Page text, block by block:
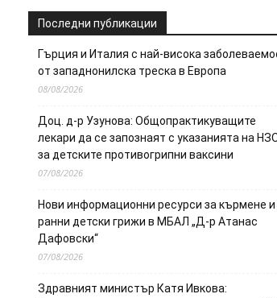
Последни публикации
Гърция и Италия с най-висока
от западнонилска треска в Европа
08/08/2026
Доц. д-р Узунова: Общопрактикуващите
лекари да се запознаят с указанията на
за детските противогрипни ваксини
07/08/2026
Нови информационни ресурси за кърмене и
ранни детски грижи в МБАЛ „Д-р Атанас
Дафовски“
07/08/2026
Здравният министър Катя Ивкова: